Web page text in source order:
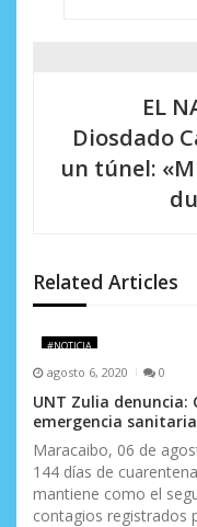
e
n
t
r
a
d
a
EL
Diosdado
un túnel:
Related Articles
#NOTICIA
agosto 6, 2020 0
UNT Zulia denuncia:
emergencia
Maracaibo, 06 de
144 días de
mantiene como el
contagios registrados